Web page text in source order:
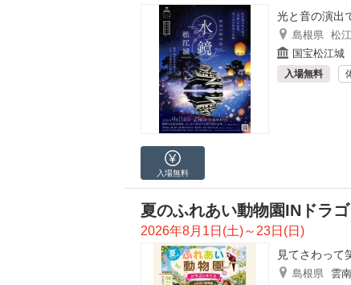
光と音の演出
島根県 松
国宝松江城
入場無料
入場無料
夏のふれあい動物園INドラ
2026年8月1日(土)～23日(日)
見てさわって
島根県
雲